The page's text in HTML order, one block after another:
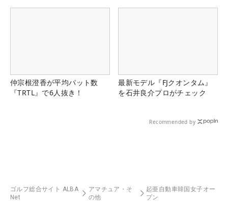
仲宗根澄香が平均パット数
『TRTL』で6人抜き！
最新モデル『FJクオンタム』
を石井良介プロがチェック
Recommended by
ゴルフ総合サイト ALBA
Net
アマチュア・そ
の他
起亜自動車韓国女子オー
プン